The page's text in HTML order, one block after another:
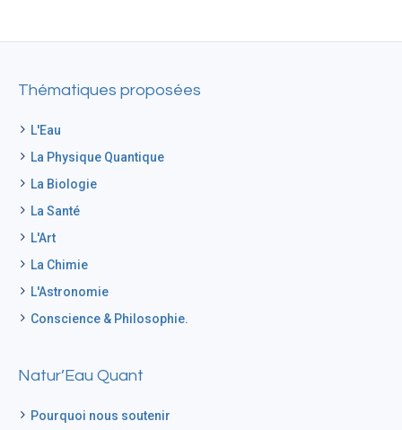
Thématiques proposées
L'Eau
La Physique Quantique
La Biologie
La Santé
L'Art
La Chimie
L'Astronomie
Conscience & Philosophie.
Natur’Eau Quant
Pourquoi nous soutenir